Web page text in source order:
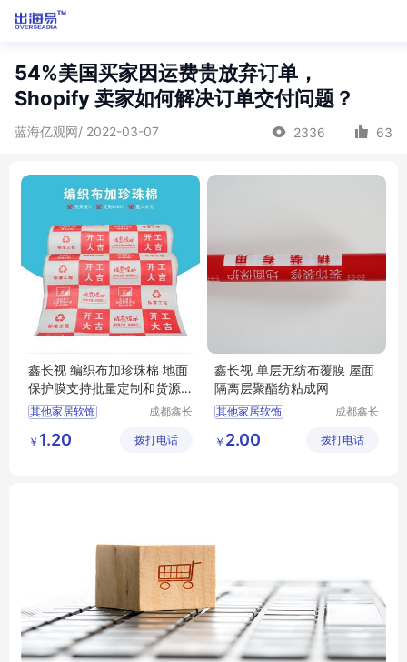
54%美国买家因运费贵放弃订单，
Shopify 卖家如何解决订单交付问题？
蓝海亿观网/ 2022-03-07 2336 63
鑫长视 编织布加珍珠棉 地面
保护膜支持批量定制和货源
充足
其他家居软饰
成都鑫长
料有限公
￥ 1.20 拨打电话
鑫长视 单层无纺布覆膜 屋面
隔离层聚酯纺粘成网
其他家居软饰
成都鑫长
料有限公
￥ 2.00 拨打电话